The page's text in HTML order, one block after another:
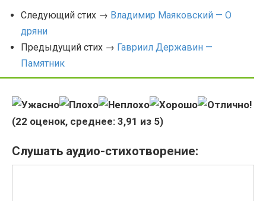
Следующий стих → Владимир Маяковский — О
дряни
Предыдущий стих → Гавриил Державин —
Памятник
(22 оценок, среднее: 3,91 из 5)
Слушать аудио-стихотворение: